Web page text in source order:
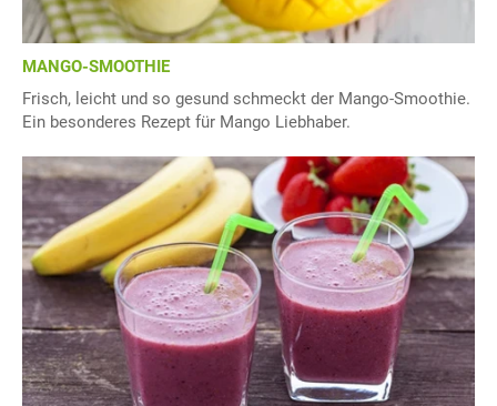
MANGO-SMOOTHIE
Frisch, leicht und so gesund schmeckt der Mango-Smoothie.
Ein besonderes Rezept für Mango Liebhaber.